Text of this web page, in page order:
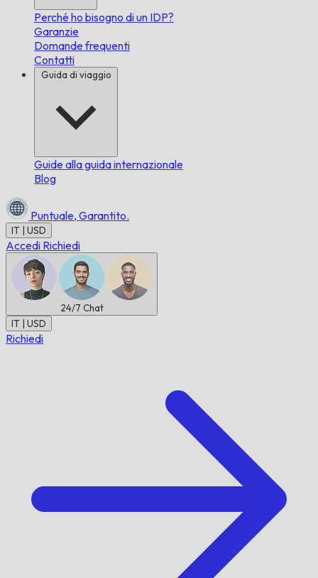
Perché ho bisogno di un IDP?
Garanzie
Domande frequenti
Contatti
Guida di viaggio
Guide alla guida internazionale
Blog
Puntuale, Garantito.
IT | USD
Accedi Richiedi
24/7 Chat
IT | USD
Richiedi